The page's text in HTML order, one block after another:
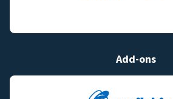
Add-ons